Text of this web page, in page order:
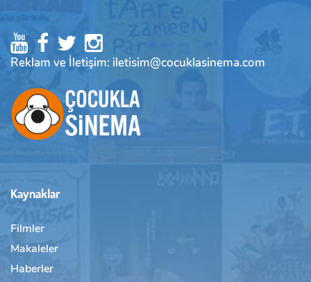
Reklam ve İletişim: iletisim@cocuklasinema.com
Kaynaklar
Filmler
Makaleler
Haberler